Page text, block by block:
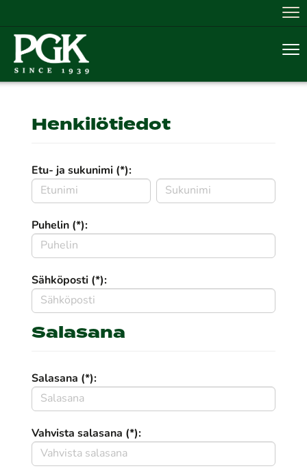
Henkilötiedot
Etu- ja sukunimi (*):
Puhelin (*):
Sähköposti (*):
Salasana
Salasana (*):
Vahvista salasana (*):